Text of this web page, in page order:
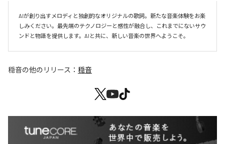
AIが創り出すメロディと独創的なオリジナルの歌詞。新たな音楽体験をお楽
しみください。最先端のテクノロジーと感性が融合し、これまでにないサウ
ンドと物語を提供します。AIと共に、新しい音楽の世界へようこそ。
穏音の他のリリース： 穏音